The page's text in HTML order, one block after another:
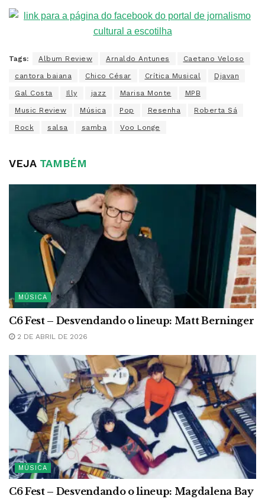
Tags: Album Review Arnaldo Antunes Caetano Veloso
cantora baiana Chico César Crítica Musical Djavan
Gal Costa Illy jazz Marisa Monte MPB
Music Review Música Pop Resenha Roberta Sá
Rock salsa samba Voo Longe
VEJATAMBÉM
MÚSICA
C6 Fest – Desvendando o lineup: Matt Berninger
2 DE ABRIL DE 2026
MÚSICA
C6 Fest – Desvendando o lineup: Magdalena Bay